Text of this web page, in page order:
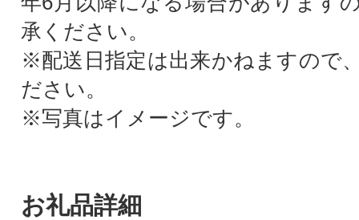
承ください。
※配送日指定は出来かねますので
ださい。
※写真はイメージです。
お礼品詳細